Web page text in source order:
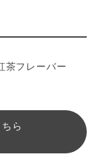
茶フレーバー
ら